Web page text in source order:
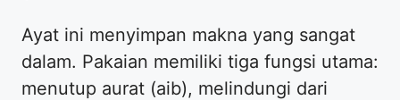
​Ayat ini menyimpan makna yang sangat
dalam. Pakaian memiliki tiga fungsi utama:
menutup aurat (aib), melindungi dari